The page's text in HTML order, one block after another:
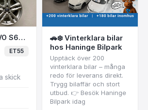
S60 V60 S80 V70 V40 S40
17" 5x108 VOLVO S60 V60 S80 V70 V40 S40 V50 C30 C70 31200603
ET55
skick
🚗❄️ Vinterklara bilar
hos Haninge Bilpark
Upptäck över 200
vinterklara bilar – många
redo för leverans direkt.
Trygg bilaffär och stort
utbud. 👉 Besök Haninge
Bilpark idag